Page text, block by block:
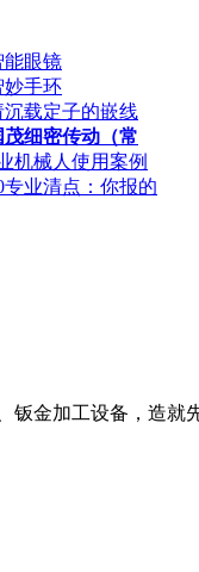
能眼镜
妙手环
载定子的嵌线
细密传动（常
机械人使用案例
专业清点：你报的
钣金加工设备，造就